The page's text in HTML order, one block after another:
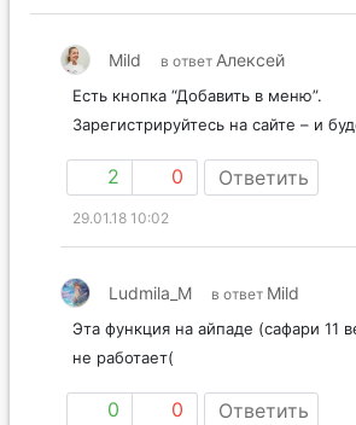
Mild в ответ Алексей
Есть кнопка “Добавить в меню”.
Зарегистрируйтесь на сайте – и
2 0 Ответить
29.01.18 10:02
Ludmila_M в ответ Mild
Эта функция на айпаде (сафари 11
не работает(
0 0 Ответить